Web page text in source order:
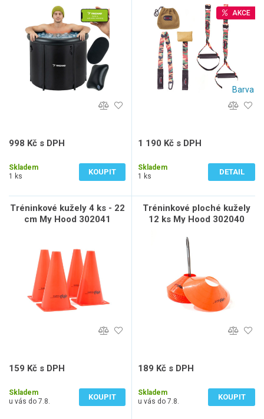
998 Kč s DPH
Skladem
1 ks
KOUPIT
AKCE
Barva
1 190 Kč s DPH
Skladem
1 ks
DETAIL
Tréninkové kužely 4 ks - 22
cm My Hood 302041
159 Kč s DPH
Skladem
u vás do 7.8.
KOUPIT
Tréninkové ploché kužely
12 ks My Hood 302040
189 Kč s DPH
Skladem
u vás do 7.8.
KOUPIT